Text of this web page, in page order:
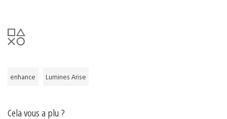
enhance Lumines Arise
Cela vous a plu ?